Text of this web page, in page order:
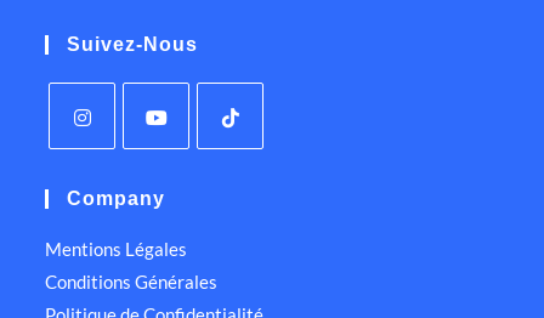
Suivez-Nous
Company
Mentions Légales
Conditions Générales